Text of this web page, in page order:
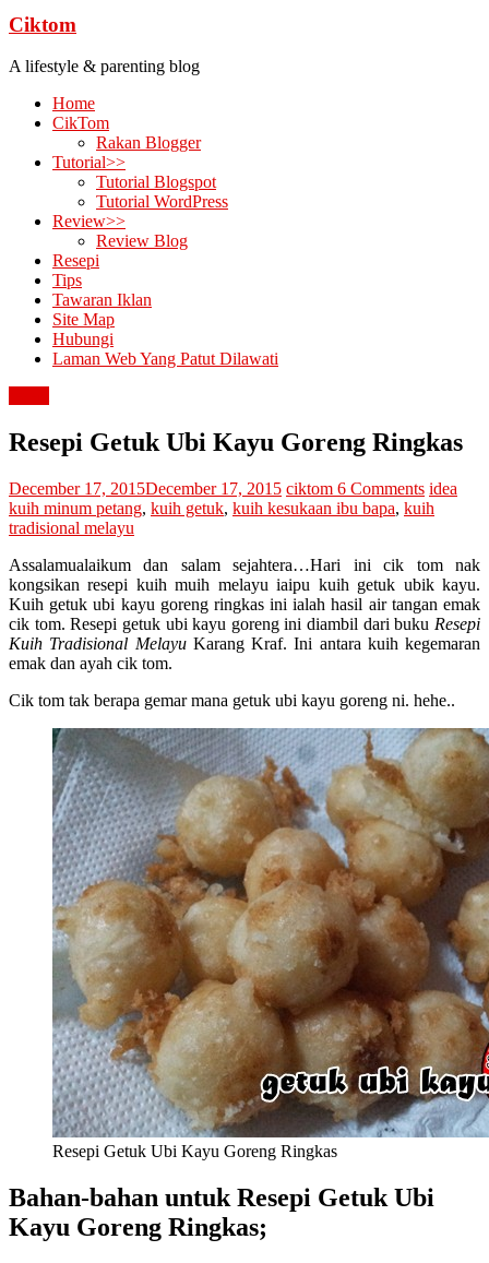
Ciktom
A lifestyle & parenting blog
Home
CikTom
Rakan Blogger
Tutorial>>
Tutorial Blogspot
Tutorial WordPress
Review>>
Review Blog
Resepi
Tips
Tawaran Iklan
Site Map
Hubungi
Laman Web Yang Patut Dilawati
Resepi Getuk Ubi Kayu Goreng Ringkas
December 17, 2015December 17, 2015 ciktom 6 Comments idea
kuih minum petang, kuih getuk, kuih kesukaan ibu bapa, kuih
tradisional melayu
Assalamualaikum dan salam sejahtera…Hari ini cik tom nak
kongsikan resepi kuih muih melayu iaipu kuih getuk ubik kayu.
Kuih getuk ubi kayu goreng ringkas ini ialah hasil air tangan emak
cik tom. Resepi getuk ubi kayu goreng ini diambil dari buku Resepi
Kuih Tradisional MelayuKarang Kraf. Ini antara kuih kegemaran
emak dan ayah cik tom.
Cik tom tak berapa gemar mana getuk ubi kayu goreng ni. hehe..
Resepi Getuk Ubi Kayu Goreng Ringkas
Bahan-bahan untuk Resepi Getuk Ubi
Kayu Goreng Ringkas;